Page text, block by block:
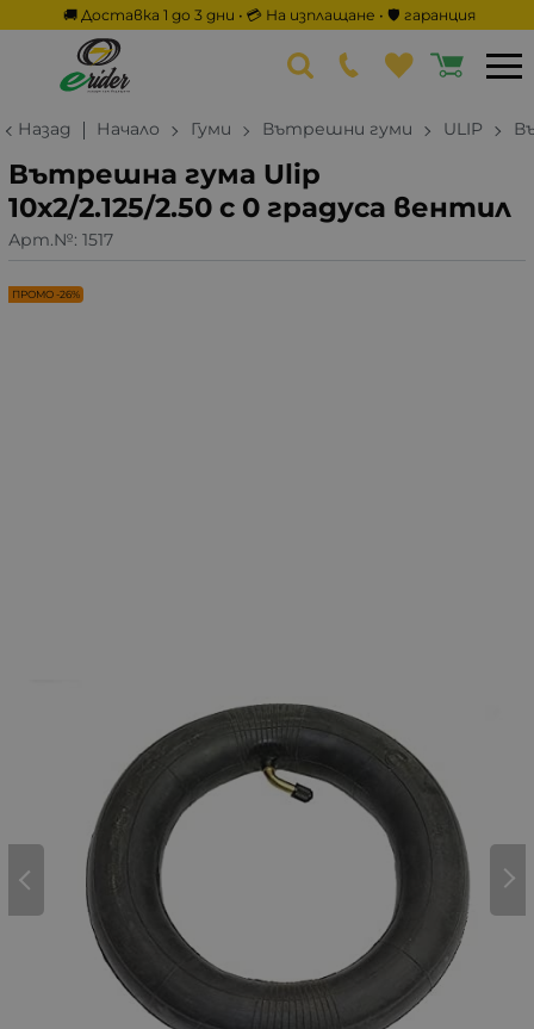
🚚 Доставка 1 до 3 дни • 💳 На изплащане • 🛡️ гаранция
Назад Начало Гуми Вътрешни гуми ULIP
Вътрешна гума Ulip
10х2/2.125/2.50 с 0 градуса вентил
Арт.№: 1517
ПРОМО -26%